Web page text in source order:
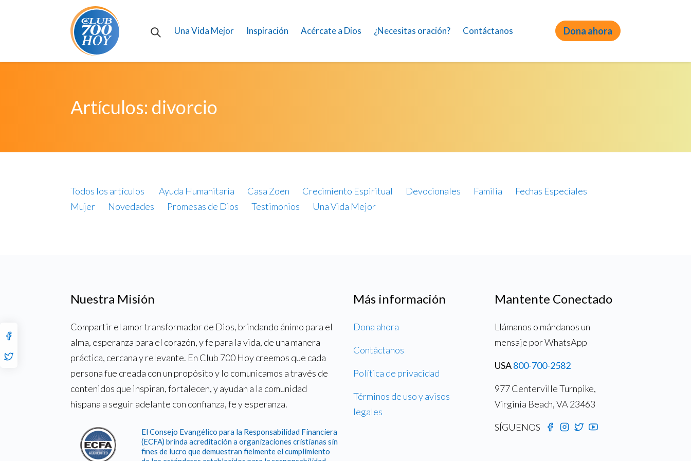
Una Vida Mejor Inspiración Acércate a Dios ¿Necesitas oración? Contáctanos Dona ahora
Artículos: divorcio
Todos los artículos Ayuda Humanitaria Casa Zoen Crecimiento Espiritual Devocionales Familia
Fechas Especiales
Mujer
Novedades Promesas de Dios Testimonios Una Vida Mejor
Nuestra Misión
Compartir el amor transformador de Dios, brindando ánimo para el
alma, esperanza para el corazón, y fe para la vida, de una manera
práctica, cercana y relevante. En Club 700 Hoy creemos que cada
persona fue creada con un propósito y lo comunicamos a través de
contenidos que inspiran, fortalecen, y ayudan a la comunidad
hispana a seguir adelante con confianza, fe y esperanza.
El Consejo Evangélico para la Responsabilidad Financiera
(ECFA) brinda acreditación a organizaciones cristianas sin
fines de lucro que demuestran fielmente el cumplimiento
Más información
Dona ahora
Contáctanos
Política de privacidad
Términos de uso y avisos
legales
Mantente Conectado
Llámanos o mándanos un
mensaje por WhatsApp
USA800-700-2582
977 Centerville Turnpike,
Virginia Beach, VA 23463
SÍGUENOS